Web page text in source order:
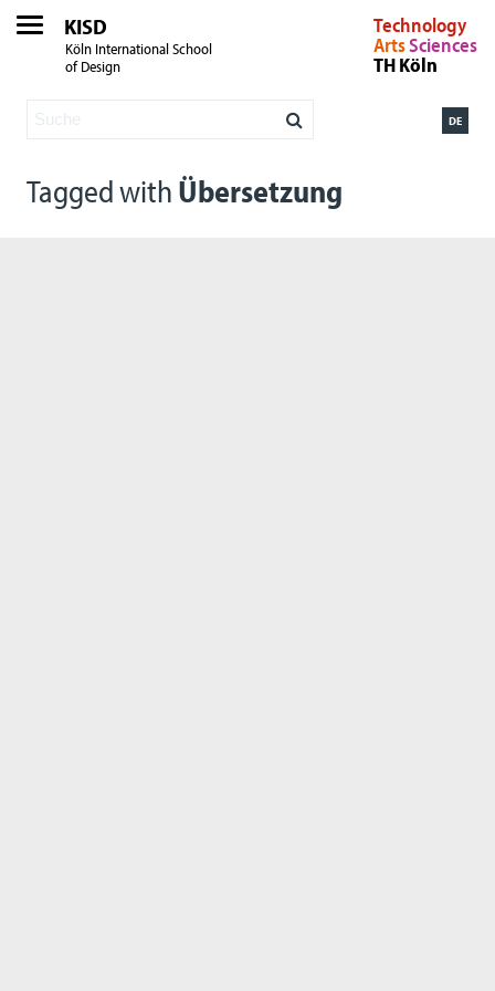
KISD
Köln International School
of Design
Technology
ArtsSciences
TH Köln
DE
Tagged with Übersetzung